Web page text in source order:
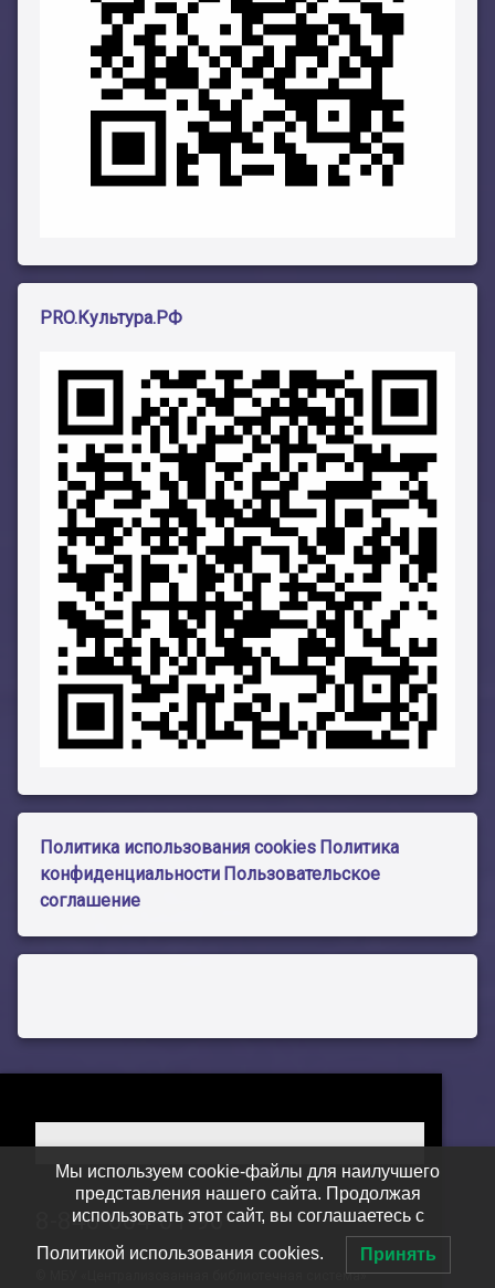
PRO.Культура.РФ
Политика использования cookies Политика
конфиденциальности Пользовательское
соглашение
Тел:
8-846-604-01-96
© МБУ «Централизованная библиотечная система»
Мы используем cookie-файлы для наилучшего
представления нашего сайта. Продолжая
использовать этот сайт, вы соглашаетесь с
Политикой использования cookies. Принять